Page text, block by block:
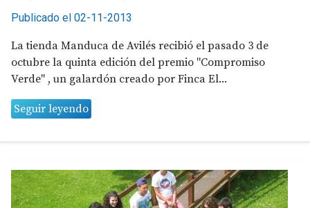
Publicado el 02-11-2013
La tienda Manduca de Avilés recibió el pasado 3 de
octubre la quinta edición del premio "Compromiso
Verde" , un galardón creado por Finca El...
Seguir leyendo